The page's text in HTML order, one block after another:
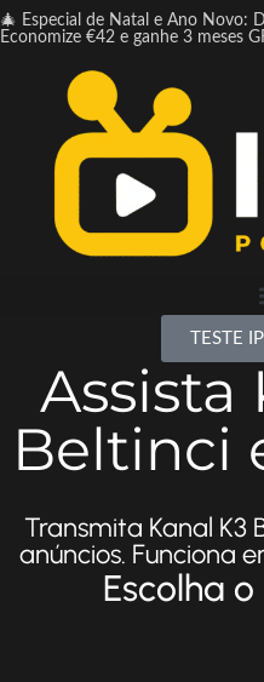
🎄 Especial de Natal e Ano Novo:
Economize €42 e ganhe 3 meses
TESTE
Assista
Beltinci
Transmita Kanal K3
anúncios. Funciona
Escolha